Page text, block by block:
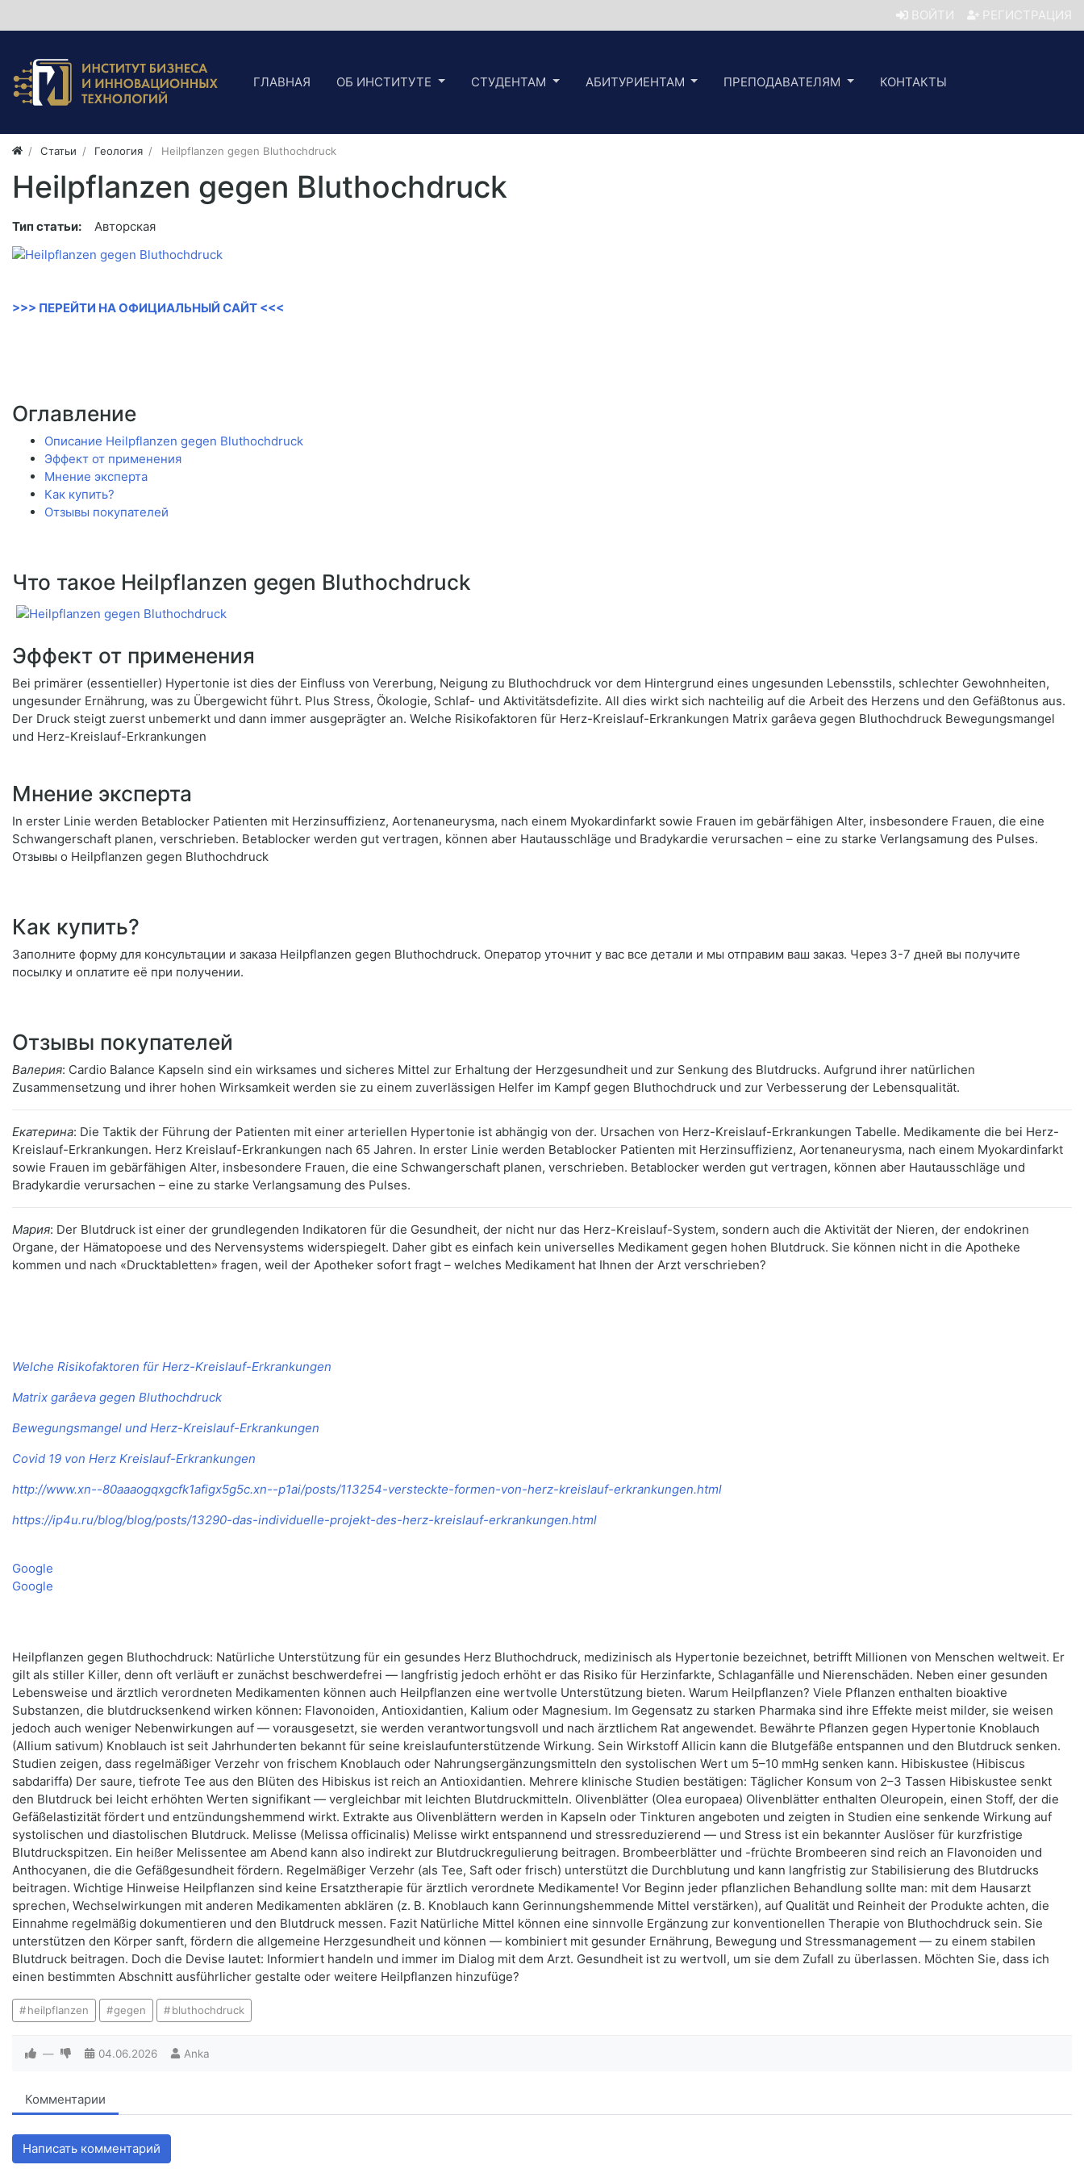
ВОЙТИ РЕГИСТРАЦИЯ
ГЛАВНАЯ ОБ ИНСТИТУТЕ СТУДЕНТАМ АБИТУРИЕНТАМ ПРЕПОДАВАТЕЛЯМ КОНТАКТЫ
Статьи Геология Heilpflanzen gegen Bluthochdruck
Heilpflanzen gegen Bluthochdruck
Тип статьи: Авторская
>>> ПЕРЕЙТИ НА ОФИЦИАЛЬНЫЙ САЙТ <<<
Оглавление
Описание Heilpflanzen gegen Bluthochdruck
Эффект от применения
Мнение эксперта
Как купить?
Отзывы покупателей
Что такое Heilpflanzen gegen Bluthochdruck
Эффект от применения
Bei primärer (essentieller) Hypertonie ist dies der Einfluss von Vererbung, Neigung zu Bluthochdruck vor dem Hintergrund eines ungesunden Lebensstils, schlechter Gewohnheiten,
ungesunder Ernährung, was zu Übergewicht führt. Plus Stress, Ökologie, Schlaf- und Aktivitätsdefizite. All dies wirkt sich nachteilig auf die Arbeit des Herzens und den Gefäßtonus aus.
Der Druck steigt zuerst unbemerkt und dann immer ausgeprägter an. Welche Risikofaktoren für Herz-Kreislauf-Erkrankungen Matrix garâeva gegen Bluthochdruck Bewegungsmangel
und Herz-Kreislauf-Erkrankungen
Мнение эксперта
In erster Linie werden Betablocker Patienten mit Herzinsuffizienz, Aortenaneurysma, nach einem Myokardinfarkt sowie Frauen im gebärfähigen Alter, insbesondere Frauen, die eine
Schwangerschaft planen, verschrieben. Betablocker werden gut vertragen, können aber Hautausschläge und Bradykardie verursachen – eine zu starke Verlangsamung des Pulses.
Отзывы о Heilpflanzen gegen Bluthochdruck
Как купить?
Заполните форму для консультации и заказа Heilpflanzen gegen Bluthochdruck. Оператор уточнит у вас все детали и мы отправим ваш заказ. Через 3-7 дней вы получите
посылку и оплатите её при получении.
Отзывы покупателей
Валерия: Cardio Balance Kapseln sind ein wirksames und sicheres Mittel zur Erhaltung der Herzgesundheit und zur Senkung des Blutdrucks. Aufgrund ihrer natürlichen
Zusammensetzung und ihrer hohen Wirksamkeit werden sie zu einem zuverlässigen Helfer im Kampf gegen Bluthochdruck und zur Verbesserung der Lebensqualität.
Екатерина: Die Taktik der Führung der Patienten mit einer arteriellen Hypertonie ist abhängig von der. Ursachen von Herz-Kreislauf-Erkrankungen Tabelle. Medikamente die bei Herz-
Kreislauf-Erkrankungen. Herz Kreislauf-Erkrankungen nach 65 Jahren. In erster Linie werden Betablocker Patienten mit Herzinsuffizienz, Aortenaneurysma, nach einem Myokardinfarkt
sowie Frauen im gebärfähigen Alter, insbesondere Frauen, die eine Schwangerschaft planen, verschrieben. Betablocker werden gut vertragen, können aber Hautausschläge und
Bradykardie verursachen – eine zu starke Verlangsamung des Pulses.
Мария: Der Blutdruck ist einer der grundlegenden Indikatoren für die Gesundheit, der nicht nur das Herz-Kreislauf-System, sondern auch die Aktivität der Nieren, der endokrinen
Organe, der Hämatopoese und des Nervensystems widerspiegelt. Daher gibt es einfach kein universelles Medikament gegen hohen Blutdruck. Sie können nicht in die Apotheke
kommen und nach «Drucktabletten» fragen, weil der Apotheker sofort fragt – welches Medikament hat Ihnen der Arzt verschrieben?
Welche Risikofaktoren für Herz-Kreislauf-Erkrankungen
Matrix garâeva gegen Bluthochdruck
Bewegungsmangel und Herz-Kreislauf-Erkrankungen
Covid 19 von Herz Kreislauf-Erkrankungen
http://www.xn--80aaaogqxgcfk1afigx5g5c.xn--p1ai/posts/113254-versteckte-formen-von-herz-kreislauf-erkrankungen.html
https://ip4u.ru/blog/blog/posts/13290-das-individuelle-projekt-des-herz-kreislauf-erkrankungen.html
Google
Google
Heilpflanzen gegen Bluthochdruck: Natürliche Unterstützung für ein gesundes Herz Bluthochdruck, medizinisch als Hypertonie bezeichnet, betrifft Millionen von Menschen weltweit. Er
gilt als stiller Killer, denn oft verläuft er zunächst beschwerdefrei — langfristig jedoch erhöht er das Risiko für Herzinfarkte, Schlaganfälle und Nierenschäden. Neben einer gesunden
Lebensweise und ärztlich verordneten Medikamenten können auch Heilpflanzen eine wertvolle Unterstützung bieten. Warum Heilpflanzen? Viele Pflanzen enthalten bioaktive
Substanzen, die blutdrucksenkend wirken können: Flavonoiden, Antioxidantien, Kalium oder Magnesium. Im Gegensatz zu starken Pharmaka sind ihre Effekte meist milder, sie weisen
jedoch auch weniger Nebenwirkungen auf — vorausgesetzt, sie werden verantwortungsvoll und nach ärztlichem Rat angewendet. Bewährte Pflanzen gegen Hypertonie Knoblauch
(Allium sativum) Knoblauch ist seit Jahrhunderten bekannt für seine kreislaufunterstützende Wirkung. Sein Wirkstoff Allicin kann die Blutgefäße entspannen und den Blutdruck senken.
Studien zeigen, dass regelmäßiger Verzehr von frischem Knoblauch oder Nahrungsergänzungsmitteln den systolischen Wert um 5–10 mmHg senken kann. Hibiskustee (Hibiscus
sabdariffa) Der saure, tiefrote Tee aus den Blüten des Hibiskus ist reich an Antioxidantien. Mehrere klinische Studien bestätigen: Täglicher Konsum von 2–3 Tassen Hibiskustee senkt
den Blutdruck bei leicht erhöhten Werten signifikant — vergleichbar mit leichten Blutdruckmitteln. Olivenblätter (Olea europaea) Olivenblätter enthalten Oleuropein, einen Stoff, der die
Gefäßelastizität fördert und entzündungshemmend wirkt. Extrakte aus Olivenblättern werden in Kapseln oder Tinkturen angeboten und zeigten in Studien eine senkende Wirkung auf
systolischen und diastolischen Blutdruck. Melisse (Melissa officinalis) Melisse wirkt entspannend und stressreduzierend — und Stress ist ein bekannter Auslöser für kurzfristige
Blutdruckspitzen. Ein heißer Melissentee am Abend kann also indirekt zur Blutdruckregulierung beitragen. Brombeerblätter und -früchte Brombeeren sind reich an Flavonoiden und
Anthocyanen, die die Gefäßgesundheit fördern. Regelmäßiger Verzehr (als Tee, Saft oder frisch) unterstützt die Durchblutung und kann langfristig zur Stabilisierung des Blutdrucks
beitragen. Wichtige Hinweise Heilpflanzen sind keine Ersatztherapie für ärztlich verordnete Medikamente! Vor Beginn jeder pflanzlichen Behandlung sollte man: mit dem Hausarzt
sprechen, Wechselwirkungen mit anderen Medikamenten abklären (z. B. Knoblauch kann Gerinnungshemmende Mittel verstärken), auf Qualität und Reinheit der Produkte achten, die
Einnahme regelmäßig dokumentieren und den Blutdruck messen. Fazit Natürliche Mittel können eine sinnvolle Ergänzung zur konventionellen Therapie von Bluthochdruck sein. Sie
unterstützen den Körper sanft, fördern die allgemeine Herzgesundheit und können — kombiniert mit gesunder Ernährung, Bewegung und Stressmanagement — zu einem stabilen
Blutdruck beitragen. Doch die Devise lautet: Informiert handeln und immer im Dialog mit dem Arzt. Gesundheit ist zu wertvoll, um sie dem Zufall zu überlassen. Möchten Sie, dass ich
einen bestimmten Abschnitt ausführlicher gestalte oder weitere Heilpflanzen hinzufüge?
heilpflanzen gegen bluthochdruck
— 04.06.2026 Anka
Комментарии
Написать комментарий